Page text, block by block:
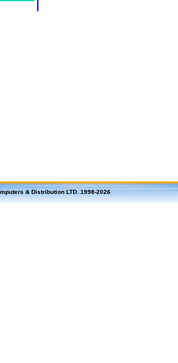
& Distribution LTD. 1998-2026